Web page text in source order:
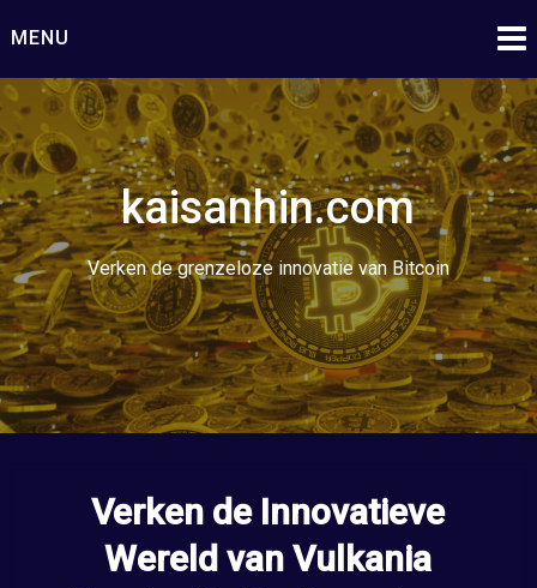
naar
inhoud
MENU
kaisanhin.com
Verken de grenzeloze innovatie van Bitcoin
Verken de Innovatieve
Wereld van Vulkania